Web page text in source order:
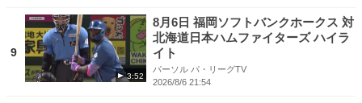
9
3:52
8月6日 福岡ソフトバンクホークス 対
北海道日本ハムファイターズ ハイラ
イト
パーソル パ・リーグTV
2026/8/6 21:54